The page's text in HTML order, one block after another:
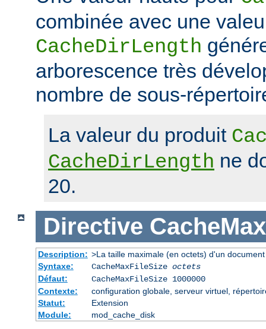
combinée avec une
CacheDirLength
arborescence très
nombre de sous-
La valeur du produit
CacheDirLength ne
20.
Directive
Description: >La taille maximale (en octets) d'un
Syntaxe:
CacheMaxFileSize octets
Défaut:
CacheMaxFileSize 1000000
Contexte:
configuration globale, serveur virtuel,
Statut:
Extension
Module:
mod_cache_disk